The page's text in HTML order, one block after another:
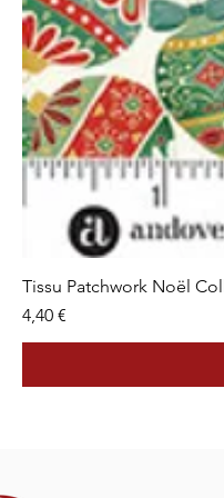
Tissu Patchwork Noël
Prix
4,40 €